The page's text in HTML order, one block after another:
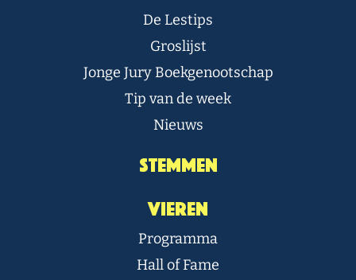
De Lestips
Groslijst
Jonge Jury Boekgenootschap
Tip van de week
Nieuws
Stemmen
Vieren
Programma
Hall of Fame